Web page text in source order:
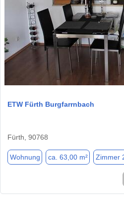
ETW Fürth Burgfarrnbach
Fürth, 90768
Wohnung ca. 63,00 m² Zimmer